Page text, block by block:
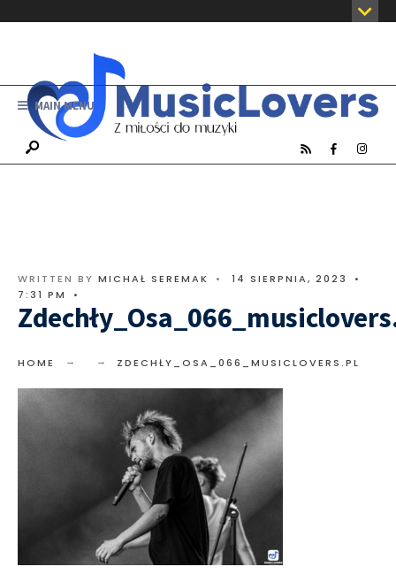
MAIN MENU
WRITTEN BY MICHAŁ SEREMAK • 14 SIERPNIA, 2023
•
7:31 PM
•
HOME ZDECHŁY_OSA_066_MUSICLOVERS.PL